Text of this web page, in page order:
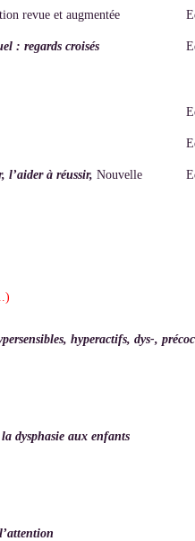
revue et augmentée
: regards croisés
l’aider à réussir, Nouvelle
hyperactifs, dys-,
dysphasie aux enfants